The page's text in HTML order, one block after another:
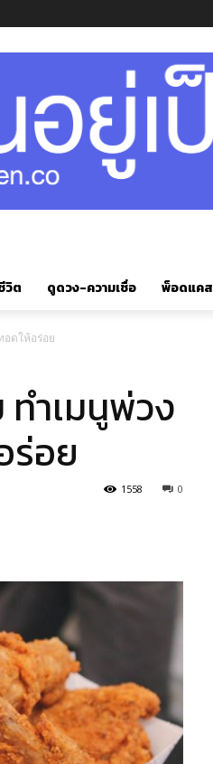
วิต ดูดวง-ความเชื่อ พ็อดแคส
ดให้อร่อย
ำเมนูพ่วง
ร่อย
0
1558